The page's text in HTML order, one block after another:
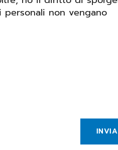
non vengano
INVIA